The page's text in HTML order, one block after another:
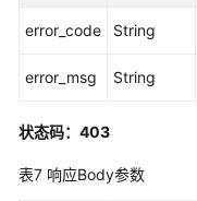
理
分
代
报
error_code String
error_msg String
状态码：403
表7 响应Body参数